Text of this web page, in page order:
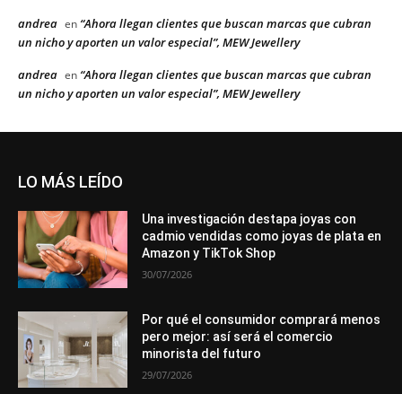
andrea en “Ahora llegan clientes que buscan marcas que cubran
un nicho y aporten un valor especial”, MEW Jewellery
andrea en “Ahora llegan clientes que buscan marcas que cubran
un nicho y aporten un valor especial”, MEW Jewellery
LO MÁS LEÍDO
Una investigación destapa joyas con
cadmio vendidas como joyas de plata en
Amazon y TikTok Shop
30/07/2026
Por qué el consumidor comprará menos
pero mejor: así será el comercio
minorista del futuro
29/07/2026